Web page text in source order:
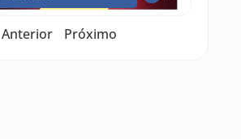
Anterior Próximo